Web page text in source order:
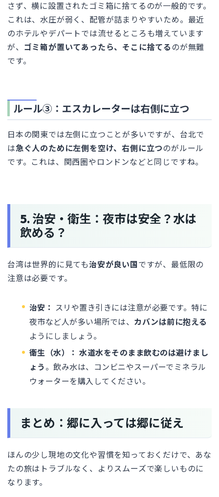
さず、横に設置されたゴミ箱に捨てるのが一般的です。
これは、水圧が弱く、配管が詰まりやすいため。最近
のホテルやデパートでは流せるところも増えています
が、 ゴミ箱が置いてあったら、そこに捨てる のが無難
です。
ルール③：エスカレーターは右側に立つ
日本の関東では左側に立つことが多いですが、台北で
は急ぐ人のために左側を空け、右側に立つのがルール
です。これは、関西圏やロンドンなどと同じですね。
5. 治安・衛生：夜市は安全？水は
飲める？
台湾は世界的に見ても治安が良い国 ですが、最低限の
注意は必要です。
治安：
スリや置き引きには注意が必要です。特に
夜市など人が多い場所では、 カバンは前に抱える
ようにしましょう。
衛生（水）： 水道水をそのまま飲むのは避けまし
ょう 。飲み水は、コンビニやスーパーでミネラル
ウォーターを購入してください。
まとめ：郷に入っては郷に従え
ほんの少し現地の文化や習慣を知っておくだけで、あな
たの旅はトラブルなく、よりスムーズで楽しいものに
なります。